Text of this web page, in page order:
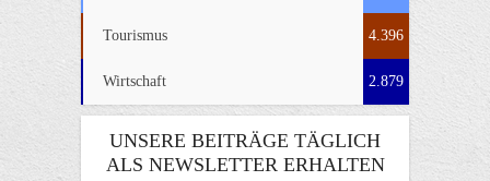
Tourismus 4.396
Wirtschaft 2.879
UNSERE BEITRÄGE TÄGLICH
ALS NEWSLETTER ERHALTEN